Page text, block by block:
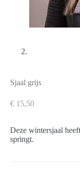
Sjaal grijs
€ 15,50
Deze wintersjaal
springt.